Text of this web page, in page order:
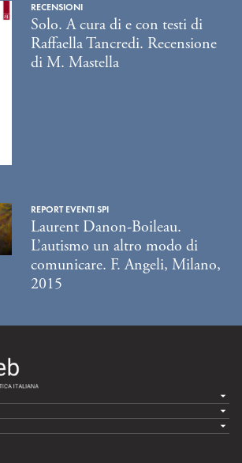
RECENSIONI
Solo. A cura di e con testi di
Raffaella Tancredi. Recensione
di M. Mastella
REPORT EVENTI SPI
Laurent Danon-Boileau.
L’autismo un altro modo di
comunicare. F. Angeli, Milano,
2015